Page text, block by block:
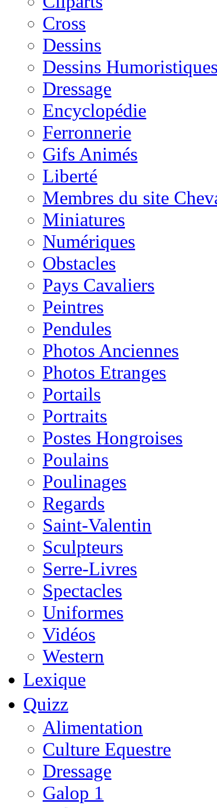
Cross
Dessins
Dessins
Dressage
Encyclopédie
Ferronnerie
Gifs Animés
Liberté
Membres du site
Miniatures
Numériques
Obstacles
Pays Cavaliers
Peintres
Pendules
Photos Anciennes
Photos Etranges
Portails
Portraits
Postes Hongroises
Poulains
Poulinages
Regards
Saint-Valentin
Sculpteurs
Serre-Livres
Spectacles
Uniformes
Vidéos
Western
Lexique
Quizz
Alimentation
Culture Equestre
Dressage
Galop 1